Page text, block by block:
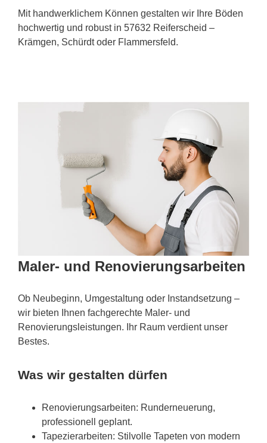
Mit handwerklichem Können gestalten wir Ihre Böden
hochwertig und robust in 57632 Reiferscheid –
Krämgen, Schürdt oder Flammersfeld.
Maler- und Renovierungsarbeiten
Ob Neubeginn, Umgestaltung oder Instandsetzung –
wir bieten Ihnen fachgerechte Maler- und
Renovierungsleistungen. Ihr Raum verdient unser
Bestes.
Was wir gestalten dürfen
Renovierungsarbeiten: Runderneuerung,
professionell geplant.
Tapezierarbeiten: Stilvolle Tapeten von modern